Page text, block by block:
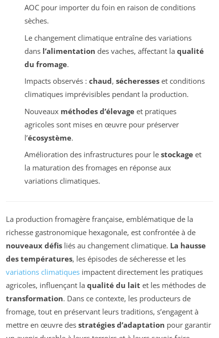
AOC pour importer du foin en raison de conditions
sèches.
Le changement climatique entraîne des variations
dans l’alimentation des vaches, affectant la qualité
du fromage.
Impacts observés : chaud, sécheresseset conditions
climatiques imprévisibles pendant la production.
Nouveaux méthodes d’élevageet pratiques
agricoles sont mises en œuvre pour préserver
l’écosystème.
Amélioration des infrastructures pour le stockageet
la maturation des fromages en réponse aux
variations climatiques.
La production fromagère française, emblématique de la
richesse gastronomique hexagonale, est confrontée à de
nouveaux défis liés au changement climatique. La hausse
des températures, les épisodes de sécheresse et les
variations climatiques impactent directement les pratiques
agricoles, influençant la qualité du lait et les méthodes de
transformation. Dans ce contexte, les producteurs de
fromage, tout en préservant leurs traditions, s’engagent à
mettre en œuvre des stratégies d’adaptation pour garantir